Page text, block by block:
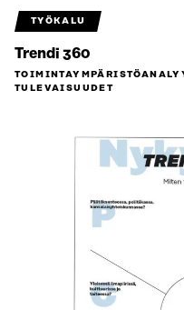
TYÖKALU
Trendi 360
TULEVAISUUDET